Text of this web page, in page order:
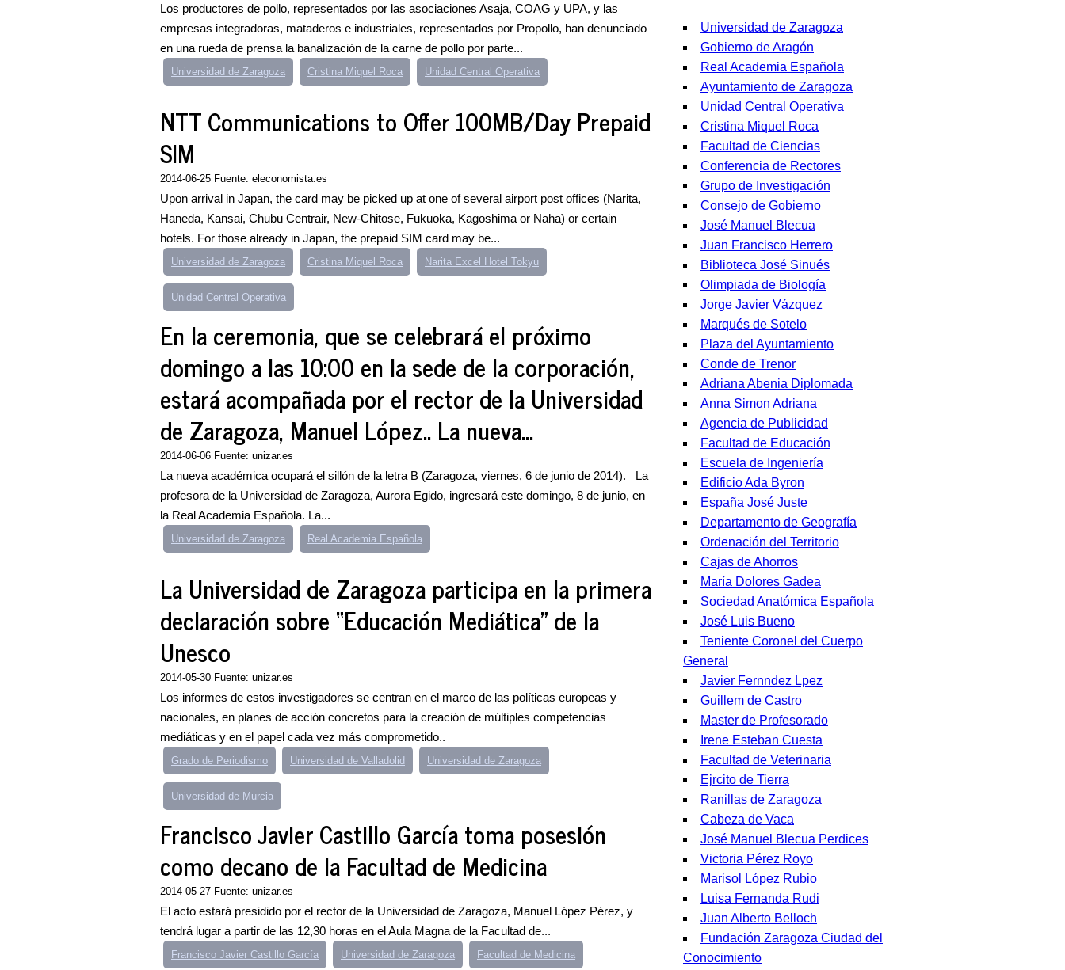
Los productores de pollo, representados por las asociaciones Asaja, COAG y UPA, y las
empresas integradoras, mataderos e industriales, representados por Propollo, han denunciado
en una rueda de prensa la banalización de la carne de pollo por parte...
Universidad de Zaragoza Cristina Miquel Roca Unidad Central Operativa
NTT Communications to Offer 100MB/Day Prepaid
SIM
2014-06-25 Fuente: eleconomista.es
Upon arrival in Japan, the card may be picked up at one of several airport post offices (Narita,
Haneda, Kansai, Chubu Centrair, New-Chitose, Fukuoka, Kagoshima or Naha) or certain
hotels. For those already in Japan, the prepaid SIM card may be...
Universidad de Zaragoza Cristina Miquel Roca Narita Excel Hotel Tokyu
Unidad Central Operativa
En la ceremonia, que se celebrará el próximo
domingo a las 10:00 en la sede de la corporación,
estará acompañada por el rector de la Universidad
de Zaragoza, Manuel López.. La nueva...
2014-06-06 Fuente: unizar.es
La nueva académica ocupará el sillón de la letra B (Zaragoza, viernes, 6 de junio de 2014). La
profesora de la Universidad de Zaragoza, Aurora Egido, ingresará este domingo, 8 de junio, en
la Real Academia Española. La...
Universidad de Zaragoza Real Academia Española
La Universidad de Zaragoza participa en la primera
declaración sobre “Educación Mediática” de la
Unesco
2014-05-30 Fuente: unizar.es
Los informes de estos investigadores se centran en el marco de las políticas europeas y
nacionales, en planes de acción concretos para la creación de múltiples competencias
mediáticas y en el papel cada vez más comprometido..
Grado de Periodismo Universidad de Valladolid Universidad de Zaragoza
Universidad de Murcia
Francisco Javier Castillo García toma posesión
como decano de la Facultad de Medicina
2014-05-27 Fuente: unizar.es
El acto estará presidido por el rector de la Universidad de Zaragoza, Manuel López Pérez, y
tendrá lugar a partir de las 12,30 horas en el Aula Magna de la Facultad de...
Francisco Javier Castillo García Universidad de Zaragoza Facultad de Medicina
Universidad de Zaragoza
Gobierno de Aragón
Real Academia Española
Ayuntamiento de Zaragoza
Unidad Central Operativa
Cristina Miquel Roca
Facultad de Ciencias
Conferencia de Rectores
Grupo de Investigación
Consejo de Gobierno
José Manuel Blecua
Juan Francisco Herrero
Biblioteca José Sinués
Olimpiada de Biología
Jorge Javier Vázquez
Marqués de Sotelo
Plaza del Ayuntamiento
Conde de Trenor
Adriana Abenia Diplomada
Anna Simon Adriana
Agencia de Publicidad
Facultad de Educación
Escuela de Ingeniería
Edificio Ada Byron
España José Juste
Departamento de Geografía
Ordenación del Territorio
Cajas de Ahorros
María Dolores Gadea
Sociedad Anatómica Española
José Luis Bueno
Teniente Coronel del Cuerpo
General
Javier Fernndez Lpez
Guillem de Castro
Master de Profesorado
Irene Esteban Cuesta
Facultad de Veterinaria
Ejrcito de Tierra
Ranillas de Zaragoza
Cabeza de Vaca
José Manuel Blecua Perdices
Victoria Pérez Royo
Marisol López Rubio
Luisa Fernanda Rudi
Juan Alberto Belloch
Fundación Zaragoza Ciudad del
Conocimiento